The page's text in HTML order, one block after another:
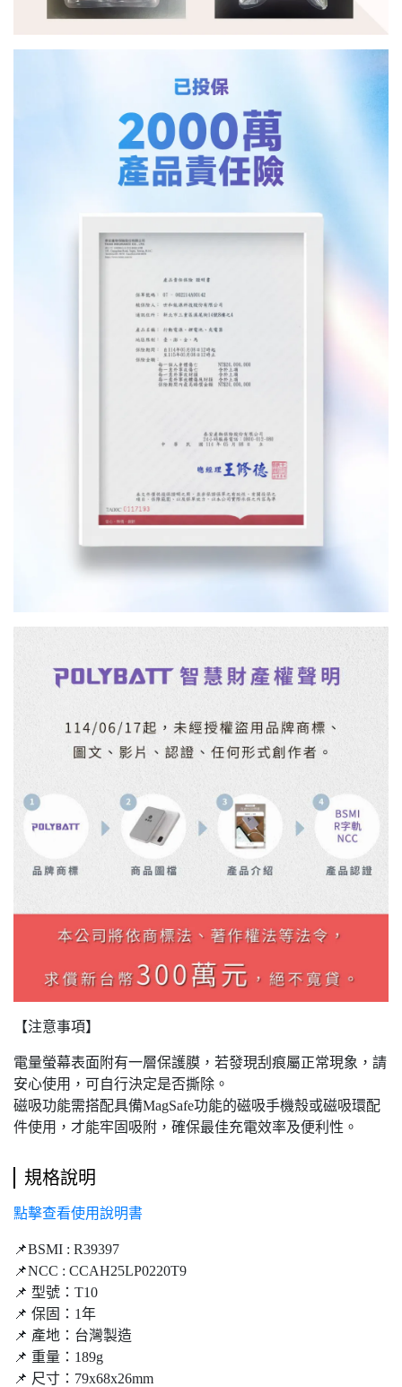
【注意事項】
電量螢幕表面附有一層保護膜，若發現刮痕屬正常現象，請
安心使用，可自行決定是否撕除。
磁吸功能需搭配具備MagSafe功能的磁吸手機殼或磁吸環配
件使用，才能牢固吸附，確保最佳充電效率及便利性。
規格說明
點擊查看使用說明書
📌BSMI : R39397
📌NCC : CCAH25LP0220T9
📌 型號：T10
📌 保固：1年
📌 產地：台灣製造
📌 重量：189g
📌 尺寸：79x68x26mm